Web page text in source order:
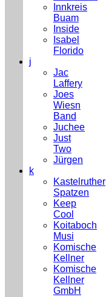
Innkreis
Buam
Inside
Isabel
Florido
j
Jac
Laffery
Joes
Wiesn
Band
Juchee
Just
Two
Jürgen
k
Kastelruther
Spatzen
Keep
Cool
Koitaboch
Musi
Komische
Kellner
Komische
Kellner
GmbH